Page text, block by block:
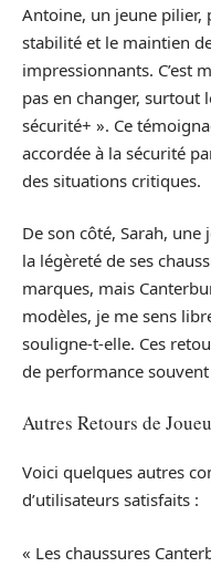
Antoine, un jeune pilier,
stabilité et le maintien
impressionnants. C’est
pas en changer, surtout
sécurité+ ». Ce
accordée à la sécurité
des situations critiques.
De son côté, Sarah,
la légèreté de ses
marques, mais
modèles, je me sens
souligne-t-elle. Ces
de performance
Autres Retours de
Voici quelques autres
d’utilisateurs satisfaits :
« Les chaussures